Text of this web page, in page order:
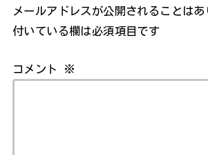
メールアドレスが公開されることはあ
付いている欄は必須項目です
コメント ※